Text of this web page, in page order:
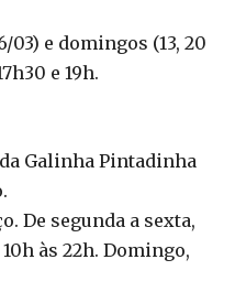
03) e domingos (13, 20
e 19h.
Galinha Pintadinha
De segunda a sexta,
10h às 22h. Domingo,